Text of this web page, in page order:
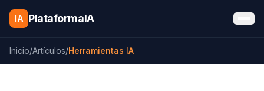
Saltar al contenido
IA PlataformaIA
Inicio/Artículos/Herramientas IA